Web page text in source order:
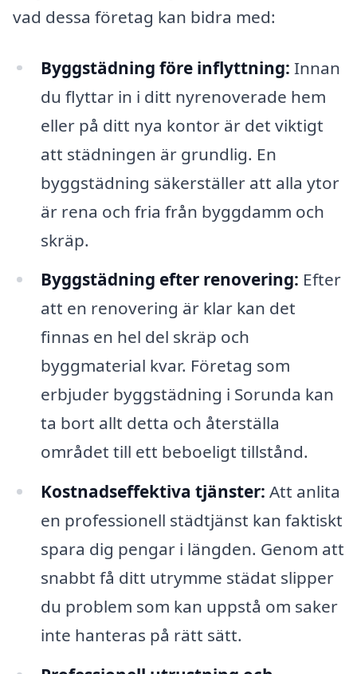
vad dessa företag kan bidra med:
Byggstädning före inflyttning: Innan
du flyttar in i ditt nyrenoverade hem
eller på ditt nya kontor är det viktigt
att städningen är grundlig. En
byggstädning säkerställer att alla ytor
är rena och fria från byggdamm och
skräp.
Byggstädning efter renovering: Efter
att en renovering är klar kan det
finnas en hel del skräp och
byggmaterial kvar. Företag som
erbjuder byggstädning i Sorunda kan
ta bort allt detta och återställa
området till ett beboeligt tillstånd.
Kostnadseffektiva tjänster: Att anlita
en professionell städtjänst kan faktiskt
spara dig pengar i längden. Genom att
snabbt få ditt utrymme städat slipper
du problem som kan uppstå om saker
inte hanteras på rätt sätt.